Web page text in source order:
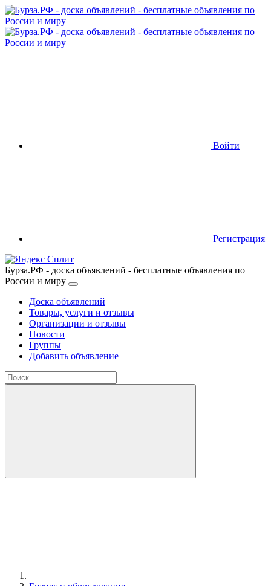
Войти
Регистрация
Бурза.РФ - доска объявлений - бесплатные объявления по
России и миру
Доска объявлений
Товары, услуги и отзывы
Организации и отзывы
Новости
Группы
Добавить объявление